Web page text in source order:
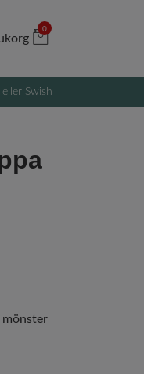
0
Swish
mönster